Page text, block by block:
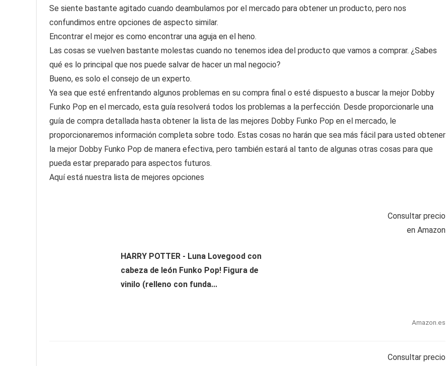
Se siente bastante agitado cuando deambulamos por el mercado para obtener un producto, pero nos
confundimos entre opciones de aspecto similar.
Encontrar el mejor es como encontrar una aguja en el heno.
Las cosas se vuelven bastante molestas cuando no tenemos idea del producto que vamos a comprar. ¿Sabes
qué es lo principal que nos puede salvar de hacer un mal negocio?
Bueno, es solo el consejo de un experto.
Ya sea que esté enfrentando algunos problemas en su compra final o esté dispuesto a buscar la mejor Dobby
Funko Pop en el mercado, esta guía resolverá todos los problemas a la perfección. Desde proporcionarle una
guía de compra detallada hasta obtener la lista de las mejores Dobby Funko Pop en el mercado, le
proporcionaremos información completa sobre todo. Estas cosas no harán que sea más fácil para usted obtener
la mejor Dobby Funko Pop de manera efectiva, pero también estará al tanto de algunas otras cosas para que
pueda estar preparado para aspectos futuros.
Aquí está nuestra lista de mejores opciones
HARRY POTTER - Luna Lovegood con
cabeza de león Funko Pop! Figura de
vinilo (relleno con funda...
Consultar precio
en Amazon
Amazon.es
Consultar precio